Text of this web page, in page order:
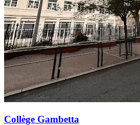
Collège Gambetta